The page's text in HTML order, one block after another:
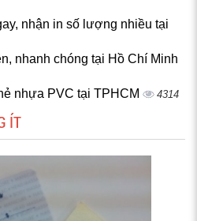
nhận in số lượng nhiều tại
nhanh chóng tại Hồ Chí Minh
nhựa PVC tại TPHCM 4314
ÍT